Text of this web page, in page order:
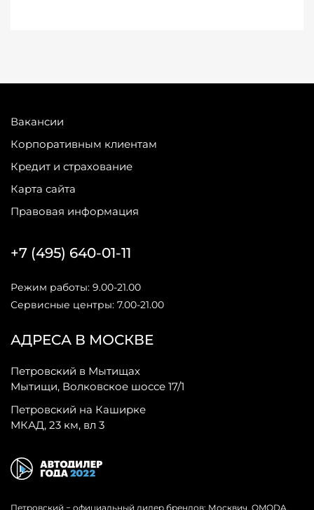
Вакансии
Корпоративным клиентам
Кредит и страхование
Карта сайта
Правовая информация
АДРЕСА В МОСКВЕ
Петровский в Мытищах
Мытищи, Волковское шоссе 17/1
Петровский на Каширке
МКАД, 23 км, вл 3
+7 (495) 640-01-11
Режим работы: 9.00-21.00
Сервисные центры: 7.00-21.00
Петровский − официальный дилер брендов: Москвич, OMODA,